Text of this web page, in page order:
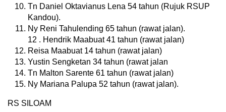
Tn Daniel Oktavianus Lena 54 tahun (Rujuk RSUP
Kandou).
Ny Reni Tahulending 65 tahun (rawat jalan).
12 . Hendrik Maabuat 41 tahun (rawat jalan)
Reisa Maabuat 14 tahun (rawat jalan)
Yustin Sengketan 34 tahun (rawat jalan
Tn Malton Sarente 61 tahun (rawat jalan)
Ny Mariana Palupa 52 tahun (rawat jalan).
RS SILOAM